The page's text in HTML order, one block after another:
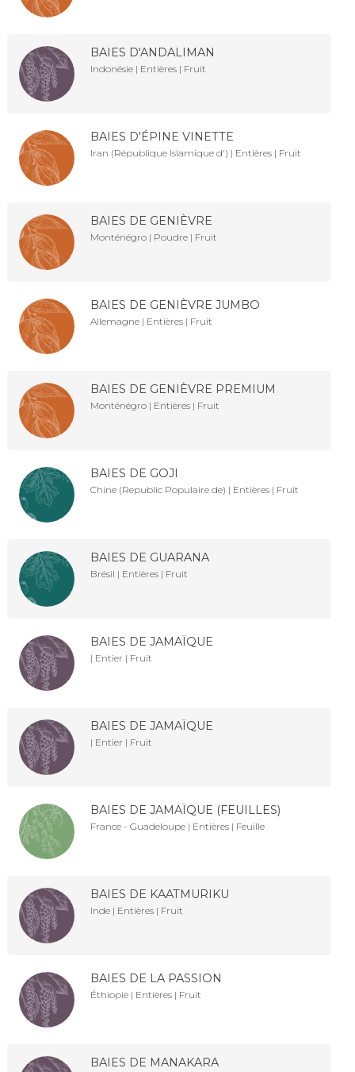
BAIES D'ANDALIMAN
Indonésie | Entières | Fruit
BAIES D'ÉPINE VINETTE
Iran (République Islamique d') | Entières | Fruit
BAIES DE GENIÈVRE
Monténégro | Poudre | Fruit
BAIES DE GENIÈVRE JUMBO
Allemagne | Entières | Fruit
BAIES DE GENIÈVRE PREMIUM
Monténégro | Entières | Fruit
BAIES DE GOJI
Chine (Republic Populaire de) | Entières | Fruit
BAIES DE GUARANA
Brésil | Entières | Fruit
BAIES DE JAMAÏQUE
| Entier | Fruit
BAIES DE JAMAÏQUE
| Entier | Fruit
BAIES DE JAMAÏQUE (FEUILLES)
France - Guadeloupe | Entières | Feuille
BAIES DE KAATMURIKU
Inde | Entières | Fruit
BAIES DE LA PASSION
Éthiopie | Entières | Fruit
BAIES DE MANAKARA